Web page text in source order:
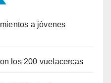
a jóvenes
los 200 vuelacercas